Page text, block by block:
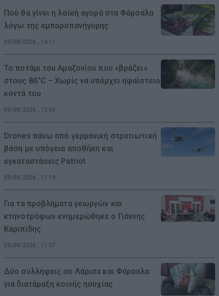
Πού θα γίνει η λαϊκή αγορά στα Φάρσαλα
λόγω της εμποροπανήγυρης
09/08/2026 , 14:11
Το ποτάμι του Αμαζονίου που «βράζει»
στους 86°C – Χωρίς να υπάρχει ηφαίστειο
κοντά του
09/08/2026 , 12:56
Drones πάνω από γερμανική στρατιωτική
βάση με υπόγεια αποθήκη και
εγκαταστάσεις Patriot
09/08/2026 , 11:19
Για τα προβλήματα γεωργών και
κτηνοτρόφων ενημερώθηκε ο Γιάννης
Καριπίδης
09/08/2026 , 11:07
Δύο συλλήψεις σε Λάρισα και Φάρσαλα
για διατάραξη κοινής ησυχίας